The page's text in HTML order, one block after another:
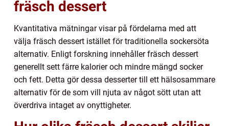
fräsch dessert
Kvantitativa mätningar visar på fördelarna med att
välja fräsch dessert istället för traditionella sockersöta
alternativ. Enligt forskning innehåller fräsch dessert
generellt sett färre kalorier och mindre mängd socker
och fett. Detta gör dessa desserter till ett hälsosammare
alternativ för de som vill njuta av något sött utan att
överdriva intaget av onyttigheter.